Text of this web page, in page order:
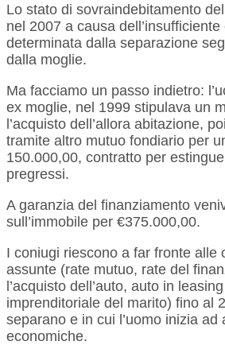
Lo stato di sovraindebitamento
nel 2007 a causa
determinata dalla separazione
dalla moglie.
Ma facciamo un passo indietro:
ex moglie, nel 1999 stipulava un
l’acquisto dell’allora abitazione,
tramite altro mutuo fondiario per
150.000,00, contratto per
pregressi.
A garanzia del finanziamento
sull’immobile per €375.000,00.
I coniugi riescono a far fronte alle
assunte (rate mutuo, rate del
l’acquisto dell’auto, auto in
imprenditoriale del marito) fino al
separano e in cui l’uomo inizia ad
economiche.